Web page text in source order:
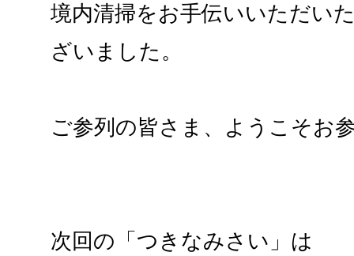
境内清掃をお手伝いいただい
ざいました。
ご参列の皆さま、ようこそお
次回の「つきなみさい」は